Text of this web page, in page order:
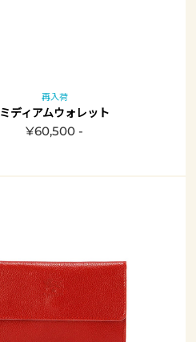
再入荷
ミディアムウォレット
¥60,500 -